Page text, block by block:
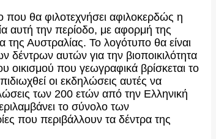
θα φιλοτεχνήσει αφιλοκερδώς η
αυτή την περίοδο, με αφορμή της
της Αυστραλίας. Το λογότυπο θα είναι
αυτών για την βιοποικιλότητα
οικισμού που γεωγραφικά βρίσκεται το
οι εκδηλώσεις αυτές να
των 200 ετών από την Ελληνική
το σύνολο των
που περιβάλλουν τα δέντρα της